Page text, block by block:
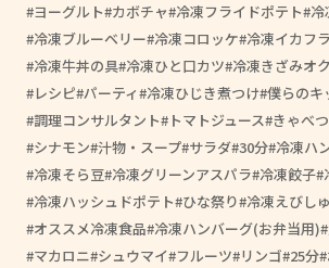
ヨーグルト カボチャ 冷凍フライドポテト 冷
冷凍ブルーベリー 冷凍コロッケ 冷凍イカフ
冷凍牛丼の具 冷凍ひと口カツ 冷凍きざみオ
レシピ パーティ 冷凍ひじき煮つけ 僕らのキ
調理コンサルタント
トマトジュース きゃべつ
シナモン 汁物・スープ サラダ 30分 冷凍ハ
冷凍そら豆 冷凍グリーンアスパラ 冷凍餃子
冷凍ハッシュドポテト ひな祭り 冷凍えびし
オススメ冷凍食品 冷凍ハンバーグ(お弁当用)
マカロニ シュウマイ フルーツ リンゴ 25分